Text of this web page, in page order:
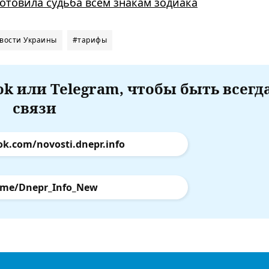
Украины #тарифы
или Telegram, чтобы быть
связи
novosti.dnepr.info
Dnepr_Info_New